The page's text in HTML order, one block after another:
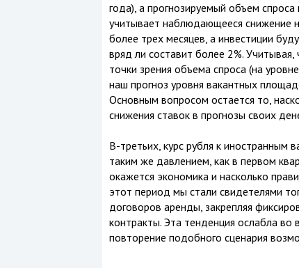
года), а прогнозируемый объем
учитывает наблюдающееся снижение
более трех месяцев, а инвестиции
вряд ли составит более 2%.
точки зрения объема спроса (на
наш прогноз уровня вакантных
Основным вопросом остается то,
снижения ставок в прогнозы своих
В-третьих, курс рубля к иностранным
таким же давлением, как в первом
окажется экономика и насколько
этот период мы стали свидетелями
договоров аренды, закрепляя
контракты. Эта тенденция ослабла во
повторение подобного сценария